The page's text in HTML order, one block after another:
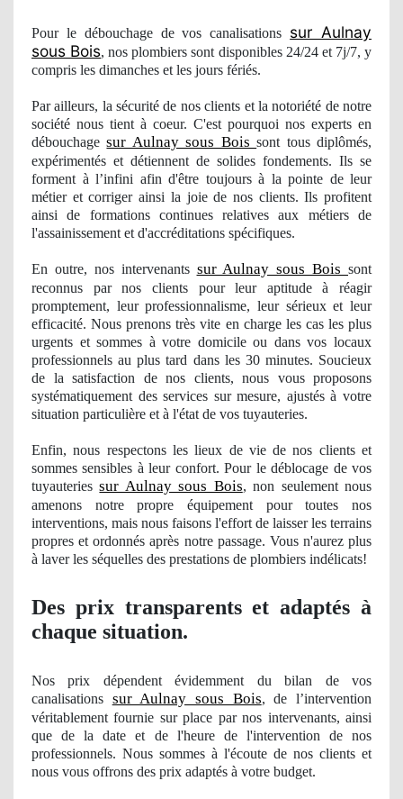
Pour le débouchage de vos canalisations sur Aulnay
sous Bois, nosplombiers sont disponibles 24/24 et 7j/7, y
compris les dimanches et les jours fériés.
Par ailleurs, la sécurité de nos clients et la notoriété de notre
société nous tient à coeur. C'est pourquoi nos experts en
débouchagesur Aulnay sous Boissont tous diplômés,
expérimentés et détiennent de solides fondements. Ils se
forment à l’infini afin d'être toujours à la pointe de leur
métier et corriger ainsi la joie de nos clients. Ils profitent
ainsi de formations continuesrelatives aux métiers de
l'assainissement et d'accréditations spécifiques.
En outre, nos intervenants sur Aulnay sous Bois sont
reconnus par nos clients pour leur aptitude à réagir
promptement, leur professionnalisme, leur sérieux et leur
efficacité. Nous prenons très vite en charge les cas les plus
urgents et sommes à votre domicile ou dans vos locaux
professionnels au plus tard dans les 30 minutes. Soucieux
de la satisfaction de nos clients, nous vous proposons
systématiquement des services sur mesure, ajustés à votre
situation particulière et à l'état de vos tuyauteries.
Enfin, nous respectons les lieux de vie de nos clients et
sommes sensibles à leur confort. Pour le déblocage de vos
tuyauteriessur Aulnay sous Bois, non seulement nous
amenons notre propre équipement pour toutes nos
interventions, mais nous faisons l'effort de laisser les terrains
propres et ordonnés après notre passage. Vous n'aurez plus
à laver les séquelles des prestations de plombiers indélicats!
Des prix transparents et adaptés à
chaque situation.
Nosprix dépendent évidemment du bilan de vos
canalisations sur Aulnay sous Bois, de l’intervention
véritablement fournie sur place par nos intervenants, ainsi
que de la date et de l'heure de l'intervention de nos
professionnels. Nous sommes à l'écoute de nos clients et
nous vous offrons des prix adaptés à votre budget.